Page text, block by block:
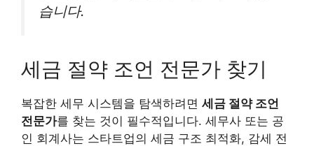
습니다.
세금 절약 조언 전문가 찾기
복잡한 세무 시스템을 탐색하려면 세금 절약 조언
전문가를 찾는 것이 필수적입니다. 세무사 또는 공
인 회계사는 스타트업의 세금 구조 최적화, 감세 전